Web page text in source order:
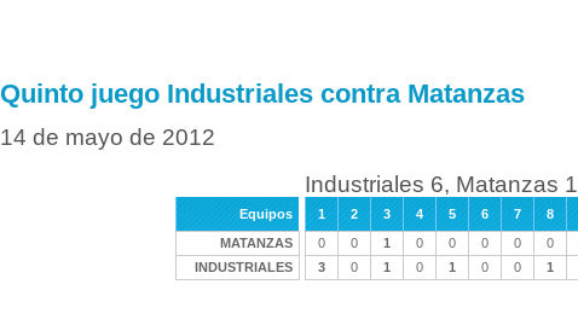
Quinto juego Industriales contra Matanzas
14 de mayo de 2012
Industriales 6, Matanzas 1
Equipos 1 2 3 4 5 6 7 8
MATANZAS
0 0 1 0 0 0 0 0
INDUSTRIALES
3 0 1 0 1 0 0 1